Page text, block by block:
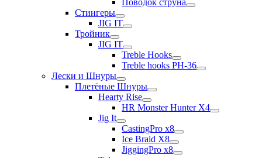
Поводок струна
Стингеры
JIG IT
Тройник
JIG IT
Treble Hooks
Treble hooks PH-36
Лески и Шнуры
Плетёные Шнуры
Hearty Rise
HR Monster Hunter X4
Jig It
CastingPro x8
Ice Braid X8
JiggingPro x8